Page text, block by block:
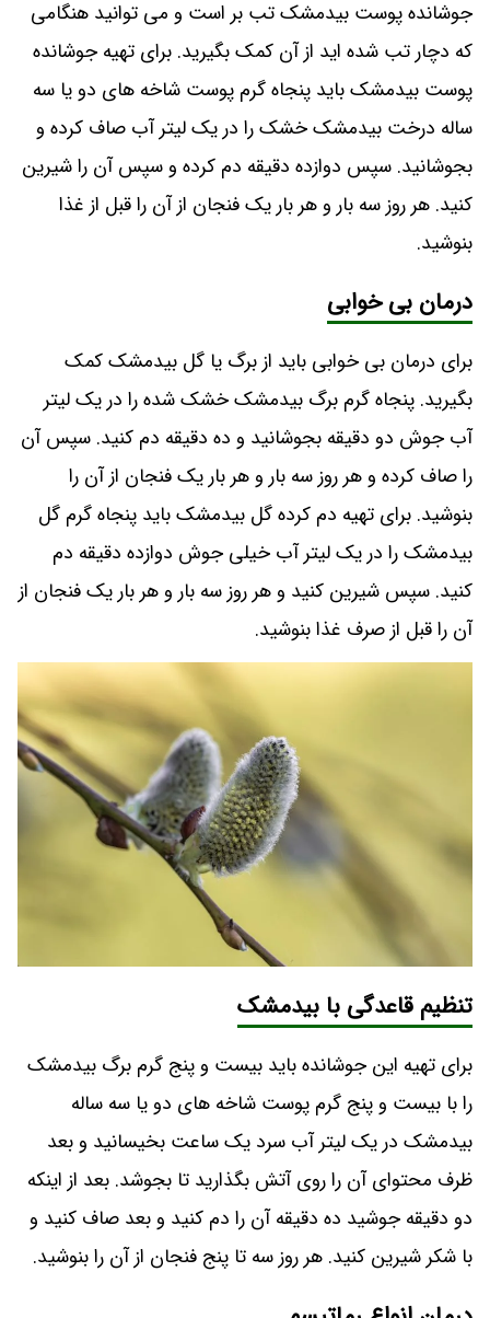
جوشانده پوست بیدمشک تب بر است و می‌ توانید هنگامی
که دچار تب شده ‌‎اید از آن کمک بگیرید. برای تهیه جوشانده
پوست بیدمشک باید پنجاه گرم پوست شاخه‌ های دو یا سه
ساله درخت بیدمشک خشک را در یک لیتر آب صاف کرده و
بجوشانید. سپس دوازده دقیقه دم کرده و سپس آن را شیرین
کنید. هر روز سه بار و هر بار یک فنجان از آن را قبل از غذا
بنوشید.
درمان بی خوابی
برای درمان بی خوابی باید از برگ یا گل بیدمشک کمک
بگیرید. پنجاه گرم برگ بیدمشک خشک شده را در یک لیتر
آب جوش دو دقیقه بجوشانید و ده دقیقه دم کنید. سپس آن
را صاف کرده و هر روز سه بار و هر بار یک فنجان از آن را
بنوشید. برای تهیه دم کرده گل بیدمشک باید پنجاه گرم گل
بیدمشک را در یک لیتر آب خیلی جوش دوازده دقیقه دم
کنید. سپس شیرین کنید و هر روز سه بار و هر بار یک فنجان از
آن را قبل از صرف غذا بنوشید.
تنظیم قاعدگی با بیدمشک
برای تهیه این جوشانده باید بیست و پنج گرم برگ بیدمشک
را با بیست و پنج گرم پوست شاخه‌ های دو یا سه ساله
بیدمشک در یک لیتر آب سرد یک ساعت بخیسانید و بعد
ظرف محتوای آن را روی آتش بگذارید تا بجوشد. بعد از اینکه
دو دقیقه جوشید ده دقیقه آن را دم کنید و بعد صاف کنید و
با شکر شیرین کنید. هر روز سه تا پنج فنجان از آن را بنوشید.